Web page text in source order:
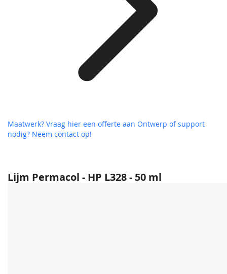
Lijm Permacol - HP L328 - 50 ml
Maatwerk? Vraag hier een offerte aan Ontwerp of support
nodig? Neem contact op!